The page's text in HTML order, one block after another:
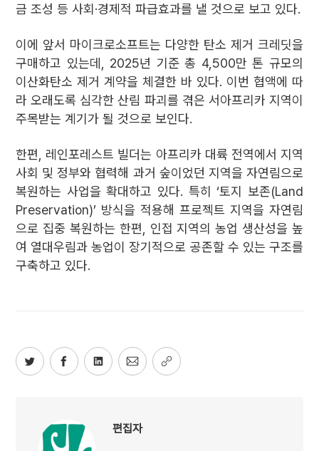
금 조성 등 사회·경제적 파급효과를 낼 것으로 보고 있다.
이에 앞서 마이크로소프트는 다양한 탄소 제거 크레딧을
구매하고 있는데, 2025년 기준 총 4,500만 톤 규모의
이산화탄소 제거 계약을 체결한 바 있다. 이번 협액에 따
라 오래도록 심각한 산림 파괴를 겪은 서아프리카 지역이
주목받는 계기가 될 것으로 보인다.
한편, 레인포레스트 빌더는 아프리카 대륙 전역에서 지역
사회 및 정부와 협력해 과거 숲이었던 지역을 자연림으로
복원하는 사업을 확대하고 있다. 특히 ‘토지 보존(Land
Preservation)’ 방식을 적용해 프로젝트 지역을 자연림
으로 집중 복원하는 한편, 인접 지역의 농업 생산성을 높
여 열대우림과 농업이 장기적으로 공존할 수 있는 구조를
구축하고 있다.
편집자